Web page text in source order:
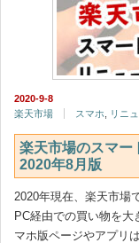
2020-9-8
楽天市場
スマホ リニ
楽天市場のスマー
2020年8月版
2020年現在、楽天市場
PC経由での買い物を
マホ版ページやアプリ